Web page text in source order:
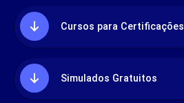
Cursos para Certificações
Simulados Gratuitos